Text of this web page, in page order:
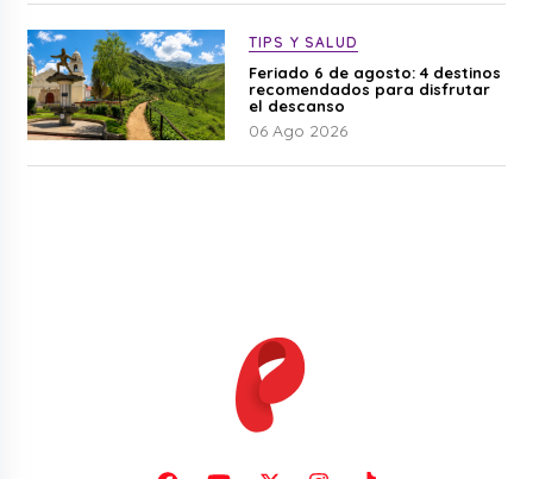
TIPS Y SALUD
Feriado 6 de agosto: 4 destinos
recomendados para disfrutar
el descanso
06 Ago 2026